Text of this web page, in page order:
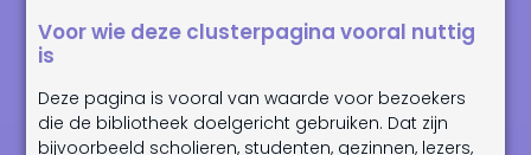
Voor wie deze clusterpagina vooral nuttig
is
Deze pagina is vooral van waarde voor bezoekers
die de bibliotheek doelgericht gebruiken. Dat zijn
bijvoorbeeld scholieren, studenten, gezinnen, lezers,